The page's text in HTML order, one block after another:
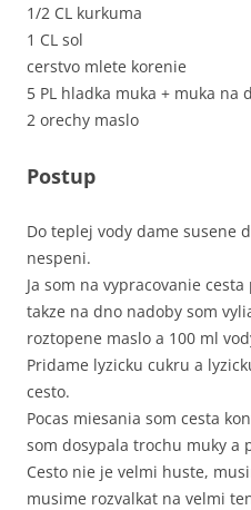
1/2 CL kurkuma
1 CL sol
cerstvo mlete korenie
5 PL hladka muka + muka na
2 orechy maslo
Postup
Do teplej vody dame susene
nespeni.
Ja som na vypracovanie
takze na dno nadoby som
roztopene maslo a 100 ml
Pridame lyzicku cukru a
cesto.
Pocas miesania som cesta
som dosypala trochu muky a
Cesto nie je velmi huste,
musime rozvalkat na velmi